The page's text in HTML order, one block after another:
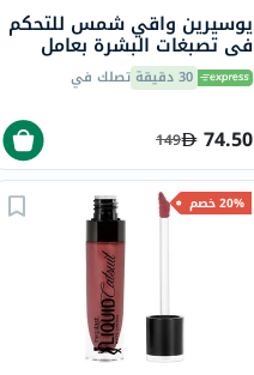
يوسيرين واقي شمس للتحكم
في تصبغات البشرة بعامل
حماية من الشمس 50+ سائل
حماية من أشعة الشمس
30 دقيقة تصلك في
74.50
149
20% خصم